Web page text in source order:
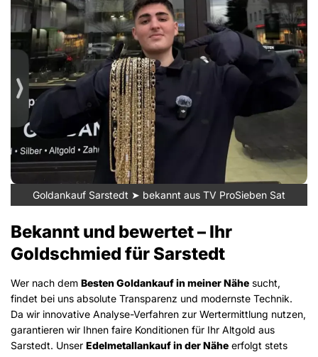
Goldankauf Sarstedt ➤ bekannt aus TV ProSieben Sat
Bekannt und bewertet – Ihr
Goldschmied für Sarstedt
Wer nach dem Besten Goldankauf in meiner Nähe sucht,
findet bei uns absolute Transparenz und modernste Technik.
Da wir innovative Analyse-Verfahren zur Wertermittlung nutzen,
garantieren wir Ihnen faire Konditionen für Ihr Altgold aus
Sarstedt. Unser Edelmetallankauf in der Nähe erfolgt stets